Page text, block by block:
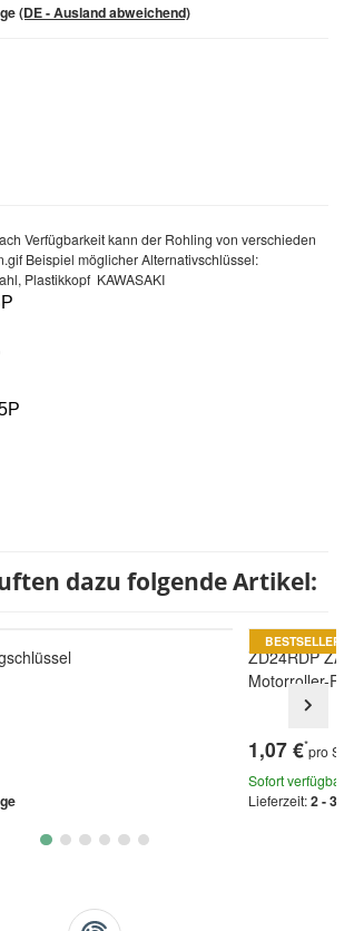
(DE - Ausland abweichend)
Verfügbarkeit kann der Rohling von verschieden
Beispiel möglicher Alternativschlüssel:
Plastikkopf KAWASAKI
dazu folgende Artikel:
BESTSELLER
ZD24RDP
Motorroller-
1,07 €*pro
Sofort verfügbar
Lieferzeit:2 - 3